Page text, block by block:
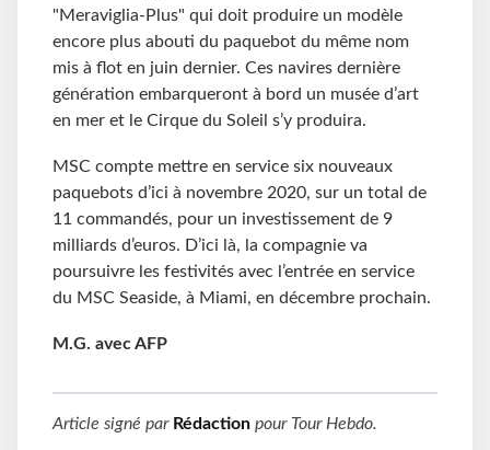
"Meraviglia-Plus" qui doit produire un modèle
encore plus abouti du paquebot du même nom
mis à flot en juin dernier. Ces navires dernière
génération embarqueront à bord un musée d’art
en mer et le Cirque du Soleil s’y produira.
MSC compte mettre en service six nouveaux
paquebots d’ici à novembre 2020, sur un total de
11 commandés, pour un investissement de 9
milliards d’euros. D’ici là, la compagnie va
poursuivre les festivités avec l’entrée en service
du MSC Seaside, à Miami, en décembre prochain.
M.G. avec AFP
Article signé par Rédaction pour Tour Hebdo.